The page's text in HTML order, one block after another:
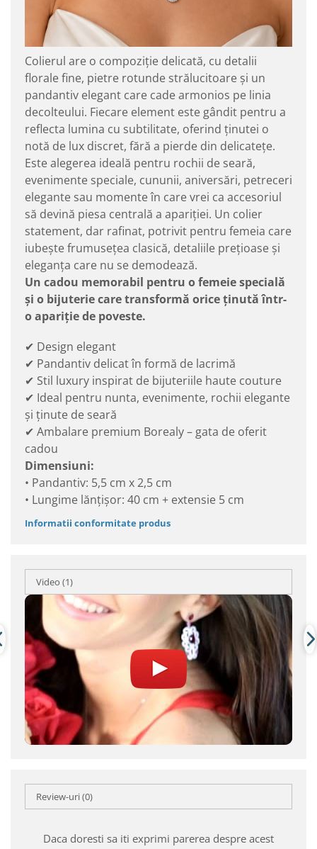
Colierul are o compoziție delicată, cu detalii
florale fine, pietre rotunde strălucitoare și un
pandantiv elegant care cade armonios pe linia
decolteului. Fiecare element este gândit pentru a
reflecta lumina cu subtilitate, oferind ținutei o
notă de lux discret, fără a pierde din delicatețe.
Este alegerea ideală pentru rochii de seară,
evenimente speciale, cununii, aniversări, petreceri
elegante sau momente în care vrei ca accesoriul
să devină piesa centrală a apariției. Un colier
statement, dar rafinat, potrivit pentru femeia care
iubește frumusețea clasică, detaliile prețioase și
eleganța care nu se demodează.
Un cadou memorabil pentru o femeie specială
și o bijuterie care transformă orice ținută într-
o apariție de poveste.
✔ Design elegant
✔ Pandantiv delicat în formă de lacrimă
✔ Stil luxury inspirat de bijuteriile haute couture
✔ Ideal pentru nunta, evenimente, rochii elegante
și ținute de seară
✔ Ambalare premium Borealy – gata de oferit
cadou
Dimensiuni:
• Pandantiv: 5,5 cm x 2,5 cm
• Lungime lănțișor: 40 cm + extensie 5 cm
Informatii conformitate produs
Video (1)
Review-uri(0)
Daca doresti sa iti exprimi parerea despre acest